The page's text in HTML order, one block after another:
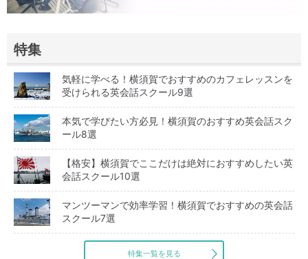
特集
気軽に学べる！横須賀でおすすめのカフェレッスンを
受けられる英会話スクール9選
本気で学びたい方必見！横須賀のおすすめ英会話スク
ール8選
【格安】横須賀でここだけは絶対におすすめしたい英
会話スクール10選
マンツーマンで効率学習！横須賀でおすすめの英会話
スクール7選
特集一覧を見る